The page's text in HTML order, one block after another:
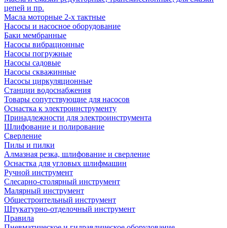
цепей и пр.
Масла моторные 2-х тактные
Насосы и насосное оборудование
Баки мембранные
Насосы вибрационные
Насосы погружные
Насосы садовые
Насосы скважинные
Насосы циркуляционные
Станции водоснабжения
Товары сопутствующие для насосов
Оснастка к электроинструменту
Принадлежности для электроинструмента
Шлифование и полирование
Сверление
Пилы и пилки
Алмазная резка, шлифование и сверление
Оснастка для угловых шлифмашин
Ручной инструмент
Слесарно-столярный инструмент
Малярный инструмент
Общестроительный инструмент
Штукатурно-отделочный инструмент
Правила